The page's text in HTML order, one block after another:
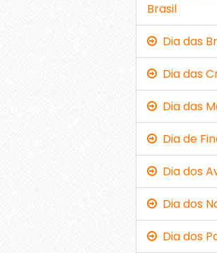
Brasil
Dia das
Dia das
Dia das
Dia de
Dia dos
Dia dos
Dia dos